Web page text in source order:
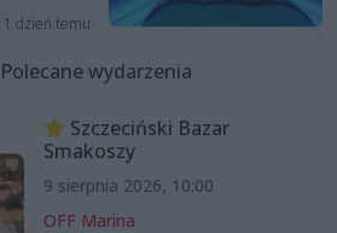
1 dzień temu
Polecane wydarzenia
Szczeciński Bazar
Smakoszy
9 sierpnia 2026, 10:00
OFF Marina